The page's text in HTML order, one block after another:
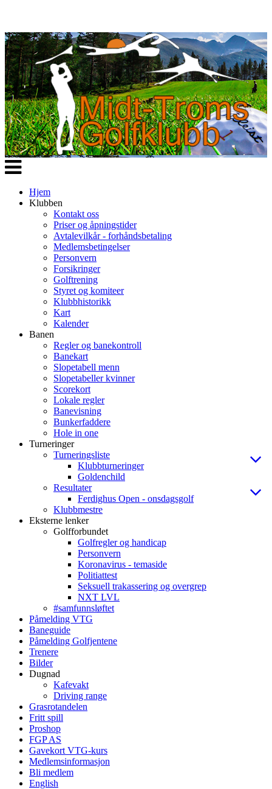
Veksle
navigasjon
Hjem
Klubben
Kontakt oss
Priser og åpningstider
Avtalevilkår - forhåndsbetaling
Medlemsbetingelser
Personvern
Forsikringer
Golftrening
Styret og komiteer
Klubbhistorikk
Kart
Kalender
Banen
Regler og banekontroll
Banekart
Slopetabell menn
Slopetabeller kvinner
Scorekort
Lokale regler
Banevisning
Bunkerfaddere
Hole in one
Turneringer
Turneringsliste
Klubbturneringer
Goldenchild
Resultater
Ferdighus Open - onsdagsgolf
Klubbmestre
Eksterne lenker
Golfforbundet
Golfregler og handicap
Personvern
Koronavirus - temaside
Politiattest
Seksuell trakassering og overgrep
NXT LVL
#samfunnsløftet
Påmelding VTG
Baneguide
Påmelding Golfjentene
Trenere
Bilder
Dugnad
Kafevakt
Driving range
Grasrotandelen
Fritt spill
Proshop
FGP AS
Gavekort VTG-kurs
Medlemsinformasjon
Bli medlem
English